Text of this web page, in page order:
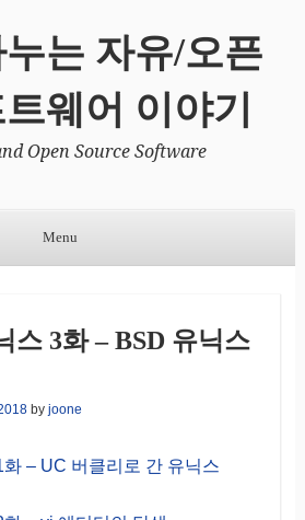
는 자유/오픈
웨어 이야기
Open Source Software
Menu
스 3화 – BSD 유닉스
by joone
– UC 버클리로 간 유닉스